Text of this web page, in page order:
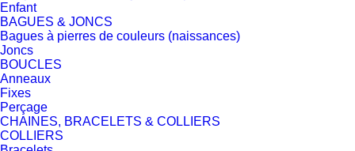
Enfant
BAGUES & JONCS
Bagues à pierres de couleurs (naissances)
Joncs
BOUCLES
Anneaux
Fixes
Perçage
CHAINES, BRACELETS & COLLIERS
COLLIERS